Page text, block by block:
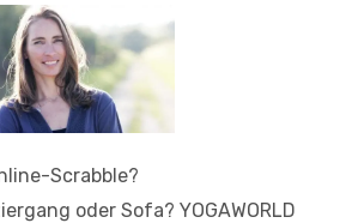
Scrabble?
oder Sofa? YOGAWORLD